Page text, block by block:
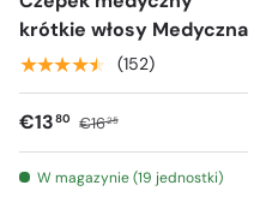
krótkie włosy Medyczna
★★★★★ (152)
€1380 €1625
W magazynie (19 jednostki)